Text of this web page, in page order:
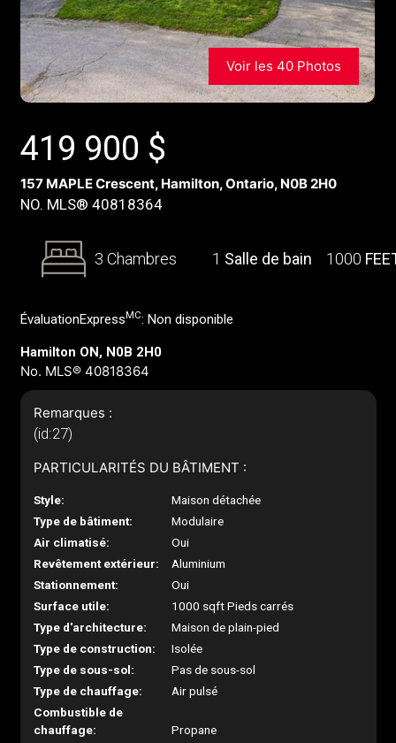
Voir les 40 Photos
419 900 $
157 MAPLE Crescent, Hamilton, Ontario, N0B 2H0
NO. MLS® 40818364
3 Chambres 1 Salle de bain 1000
ÉvaluationExpress MC: Non disponible
Hamilton ON, N0B 2H0
No. MLS® 40818364
Remarques :
(id:27)
PARTICULARITÉS DU BÂTIMENT :
Style:
Maison détachée
Type de bâtiment:
Modulaire
Air climatisé:
Oui
Revêtement extérieur:
Aluminium
Stationnement:
Oui
Surface utile:
1000 sqft Pieds carrés
Type d'architecture:
Maison de plain-pied
Type de construction:
Isolée
Type de sous-sol:
Pas de sous-sol
Type de chauffage:
Air pulsé
Combustible de
chauffage:
Propane